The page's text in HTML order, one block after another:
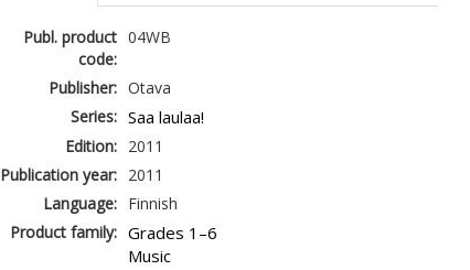
Publ. product
code:
04WB
Publisher: Otava
Series: Saa laulaa!
Edition:
2011
Publication year:
2011
Language:
Finnish
Product family: Grades 1–6
Music